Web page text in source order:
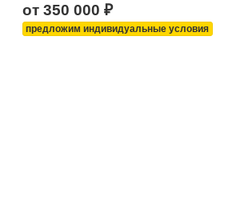
от 350 000 ₽
предложим индивидуальные условия